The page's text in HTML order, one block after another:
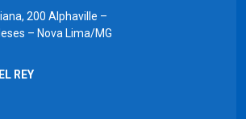
200 Alphaville –
– Nova Lima/MG
REY